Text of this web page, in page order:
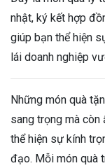
nhật, ký kết hợp
giúp bạn thể hiện
lái doanh nghiệp
Những món quà
sang trọng mà còn
thể hiện sự kính
đạo. Mỗi món quà